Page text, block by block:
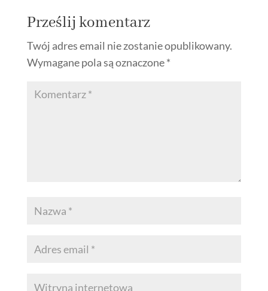
Prześlij komentarz
Twój adres email nie zostanie opublikowany.
Wymagane pola są oznaczone*